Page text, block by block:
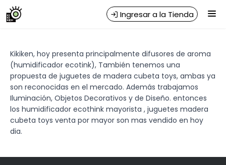
Importador Mayorista de Regalos, Productos de Diseño, Bazar y
Decoración
Ingresar a la Tienda
QUIÉNES SOMOS
CONTACTO
Kikiken, hoy presenta principalmente difusores de aroma
(humidificador ecotink), También tenemos una
propuesta de juguetes de madera cubeta toys, ambas ya
son reconocidas en el mercado. Además trabajamos
Iluminación, Objetos Decorativos y de Diseño. entonces
los humidificador ecothink mayorista , juguetes madera
cubeta toys venta por mayor son mas vendido en hoy
dia.